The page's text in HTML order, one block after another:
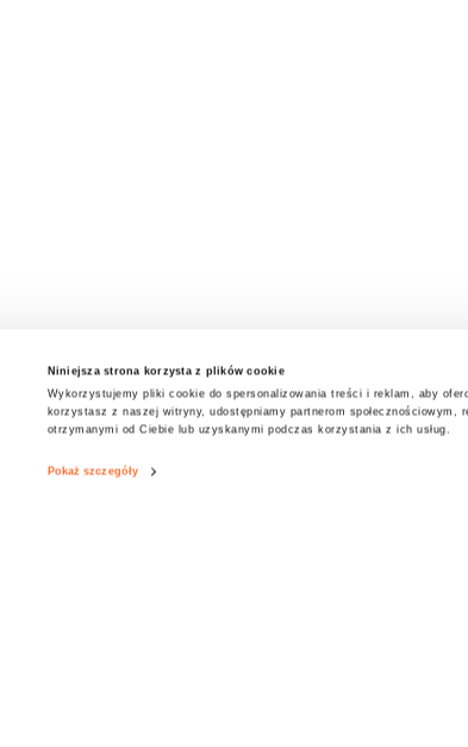
Niniejsza strona korzysta z plików cookie
Wykorzystujemy pliki cookie do spersonalizowania treści i reklam, aby
korzystasz z naszej witryny, udostępniamy partnerom
otrzymanymi od Ciebie lub uzyskanymi podczas korzystania z ich usług.
Pokaż szczegóły